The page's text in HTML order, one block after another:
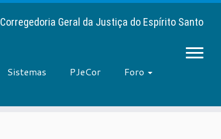
Corregedoria Geral da Justiça do Espírito Santo
Sistemas PJeCor
Foro